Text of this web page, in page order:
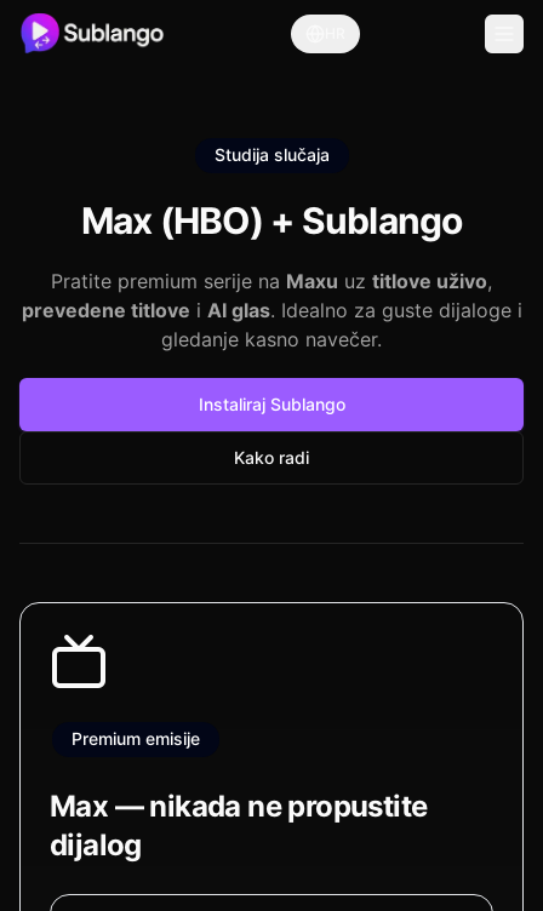
Studija slučaja
Max (HBO) + Sublango
Pratite premium serije na Maxu uz titlove uživo,
prevedene titlove i AI glas. Idealno za guste dijaloge i
gledanje kasno navečer.
Instaliraj Sublango
Kako radi
Premium emisije
Max — nikada ne propustite
dijalog